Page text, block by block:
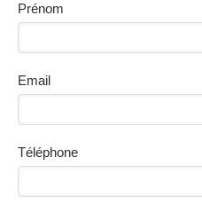
Prénom
Email
Téléphone